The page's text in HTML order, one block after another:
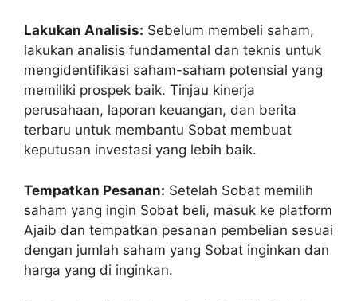
Lakukan Analisis: Sebelum membeli saham,
lakukan analisis fundamental dan teknis untuk
mengidentifikasi saham-saham potensial yang
memiliki prospek baik. Tinjau kinerja
perusahaan, laporan keuangan, dan berita
terbaru untuk membantu Sobat membuat
keputusan investasi yang lebih baik.
Tempatkan Pesanan: Setelah Sobat memilih
saham yang ingin Sobat beli, masuk ke platform
Ajaib dan tempatkan pesanan pembelian sesuai
dengan jumlah saham yang Sobat inginkan dan
harga yang di inginkan.